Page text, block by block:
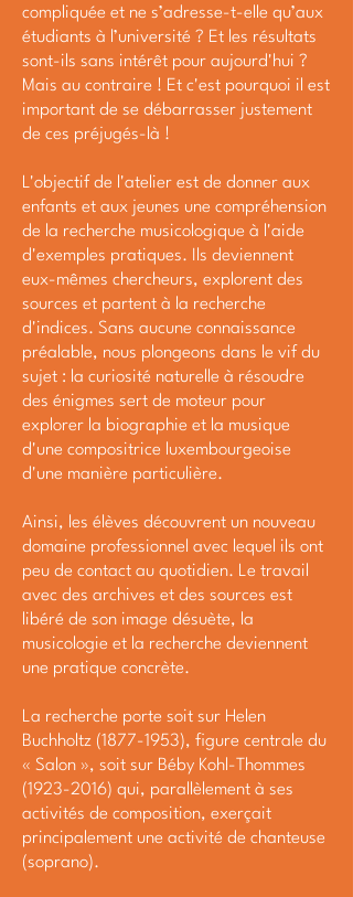
compliquée et ne s’adresse-t-elle qu’aux
étudiants à l’université ? Et les résultats
sont-ils sans intérêt pour aujourd'hui ?
Mais au contraire ! Et c'est pourquoi il est
important de se débarrasser justement
de ces préjugés-là !
L'objectif de l'atelier est de donner aux
enfants et aux jeunes une compréhension
de la recherche musicologique à l'aide
d'exemples pratiques. Ils deviennent
eux-mêmes chercheurs, explorent des
sources et partent à la recherche
d'indices. Sans aucune connaissance
préalable, nous plongeons dans le vif du
sujet : la curiosité naturelle à résoudre
des énigmes sert de moteur pour
explorer la biographie et la musique
d'une compositrice luxembourgeoise
d'une manière particulière.
Ainsi, les élèves découvrent un nouveau
domaine professionnel avec lequel ils ont
peu de contact au quotidien. Le travail
avec des archives et des sources est
libéré de son image désuète, la
musicologie et la recherche deviennent
une pratique concrète.
La recherche porte soit sur Helen
Buchholtz (1877-1953), figure centrale du
« Salon », soit sur Béby Kohl-Thommes
(1923-2016) qui, parallèlement à ses
activités de composition, exerçait
principalement une activité de chanteuse
(soprano).